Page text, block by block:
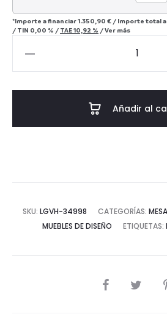
*Importe a financiar1.350,90 € / Importe total
/ TIN 0,00 % / TAE10,92 % /Ver más
Añadir al
SKU: LGVH-34998 CATEGORÍAS:
MUEBLES DE DISEÑO
ETIQUETAS:
COMPARTIR